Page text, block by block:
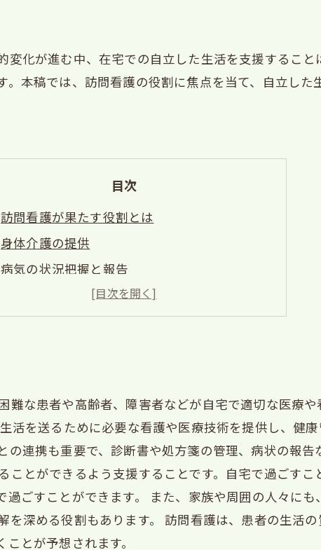
化が進む中、在宅での自立した生活を支援すること
本稿では、訪問看護の役割に焦点を当て、自立し
目次
訪問看護が果たす役割とは
身体介護の提供
病気の状況把握と報告
地域連携とコミュニケーションの重要性
難な患者や高齢者、障害者などが自宅で適切な医療
活を送るために必要な看護や医療技術を提供し、健
連携も重要で、診断書や処方箋の管理、病状の報
とができるよう支援することです。自宅で過ごす
ごすことができます。 また、家族や周囲の人々に
深める役割もあります。 訪問看護は、患者の生活
とが予想されます。